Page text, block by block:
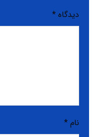
دیدگاه*
نام*